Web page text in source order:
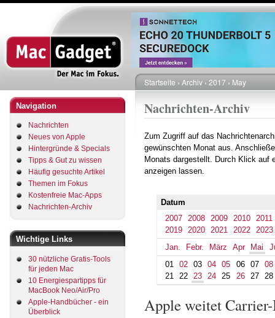
Direkt
zum
Inhalt
Navigation
Nachrichten
Neues von Apple
Hintergründe & Specials
Tipps & Gut zu wissen
Häufig gesuchte Artikel
Themen im Fokus
Kostenfreie Mac-Apps
Nachrichten-Archiv
Wichtige Links
30 nützliche Gratis-Tools
für jeden Mac
10 Energiespartipps für
MacBook Neo/Air/Pro
Apple-Handbücher - ein
Überblick
Pfadnavigation
Startseite Archiv 2017 May
Nachrichten-Archiv
Zum Zugriff auf das
gewünschten Monat aus.
Monats dargestellt. Durch Klick auf
anzeigen lassen.
Datum
2007
2008 2009 2010
2011
2019
2020 2021 2022
2023
Jan.
Febr. März Apr Mai
01
02 03 04 05 06 07
08
21
22 23 24 25 26 27 28
Apple weitet